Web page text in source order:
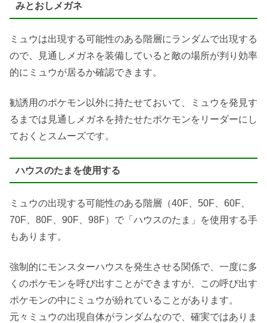
みとおしメガネ
ミュウは出現する可能性のある階層にランダムで出現する
ので、見通しメガネを装備していると敵の場所が判り効率
的にミュウが居るか確認できます。
勧誘用のポケモン以外に持たせておいて、ミュウを発見す
るまでは見通しメガネを持たせたポケモンをリーダーにし
ておくとスムーズです。
ハウスのたまを使用する
ミュウの出現する可能性のある階層（40F、50F、60F、
70F、80F、90F、98F）で「ハウスのたま」を使用する手
もあります。
強制的にモンスターハウスを発生させる関係で、一度に多
くのポケモンを呼び出すことができますが、この呼び出す
ポケモンの中にミュウが紛れていることがあります。
元々ミュウの出現自体がランダムなので、確実ではありま